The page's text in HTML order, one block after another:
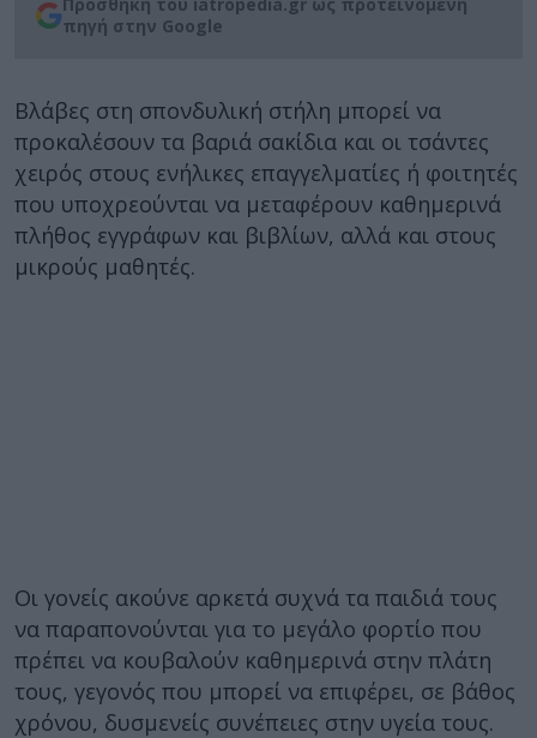
πηγή στην Google
Βλάβες στη σπονδυλική στήλη μπορεί να
προκαλέσουν τα βαριά σακίδια και οι τσάντες
χειρός στους ενήλικες επαγγελματίες ή φοιτητές
που υποχρεούνται να μεταφέρουν καθημερινά
πλήθος εγγράφων και βιβλίων, αλλά και στους
μικρούς μαθητές.
Οι γονείς ακούνε αρκετά συχνά τα παιδιά τους
να παραπονούνται για το μεγάλο φορτίο που
πρέπει να κουβαλούν καθημερινά στην πλάτη
τους, γεγονός που μπορεί να επιφέρει, σε βάθος
χρόνου, δυσμενείς συνέπειες στην υγεία τους.